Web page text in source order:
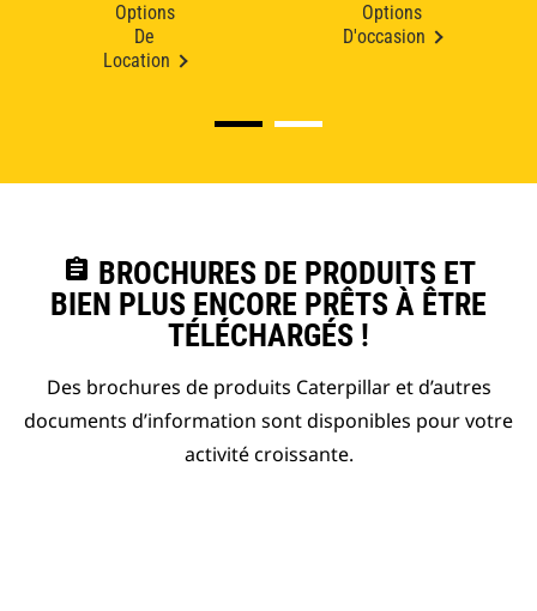
Options
De
Location
Options
D'occasion
assignment BROCHURES DE PRODUITS ET
BIEN PLUS ENCORE PRÊTS À ÊTRE
TÉLÉCHARGÉS !
Des brochures de produits Caterpillar et d’autres
documents d’information sont disponibles pour votre
activité croissante.